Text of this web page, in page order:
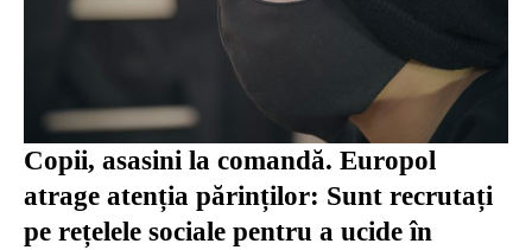
Copii, asasini la comandă. Europol
atrage atenția părinților: Sunt recrutați
pe rețelele sociale pentru a ucide în